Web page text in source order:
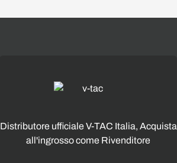
Distributore ufficiale V-TAC Italia, Acquista
all'ingrosso come Rivenditore